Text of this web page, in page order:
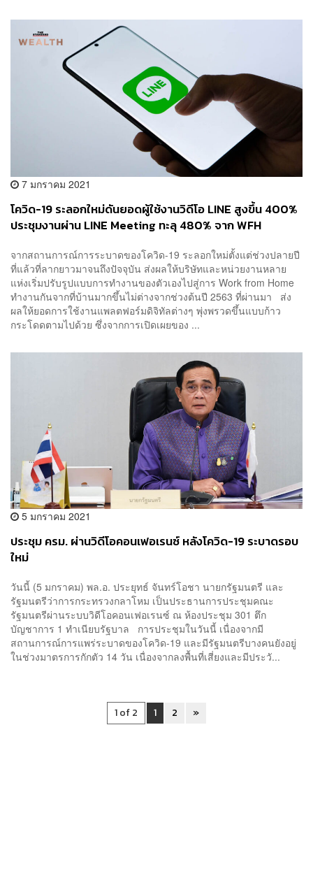
7 มกราคม 2021
โควิด-19 ระลอกใหม่ดันยอดผู้ใช้งานวิดีโอ LINE สูงขึ้น 400%
ประชุมงานผ่าน LINE Meeting ทะลุ 480% จาก WFH
จากสถานการณ์การระบาดของโควิด-19 ระลอกใหม่ตั้งแต่ช่วงปลายปี
ที่แล้วที่ลากยาวมาจนถึงปัจจุบัน ส่งผลให้บริษัทและหน่วยงานหลาย
แห่งเริ่มปรับรูปแบบการทำงานของตัวเองไปสู่การ Work from Home
ทำงานกันจากที่บ้านมากขึ้นไม่ต่างจากช่วงต้นปี 2563 ที่ผ่านมา ส่ง
ผลให้ยอดการใช้งานแพลตฟอร์มดิจิทัลต่างๆ พุ่งพรวดขึ้นแบบก้าว
กระโดดตามไปด้วย ซึ่งจากการเปิดเผยของ ...
5 มกราคม 2021
ประชุม ครม. ผ่านวิดีโอคอนเฟอเรนซ์ หลังโควิด-19 ระบาดรอบ
ใหม่
วันนี้ (5 มกราคม) พล.อ. ประยุทธ์ จันทร์โอชา นายกรัฐมนตรี และ
รัฐมนตรีว่าการกระทรวงกลาโหม เป็นประธานการประชุมคณะ
รัฐมนตรีผ่านระบบวิดีโอคอนเฟอเรนซ์ ณ ห้องประชุม 301 ตึก
บัญชาการ 1 ทำเนียบรัฐบาล การประชุมในวันนี้ เนื่องจากมี
สถานการณ์การแพร่ระบาดของโควิด-19 และมีรัฐมนตรีบางคนยังอยู่
ในช่วงมาตรการกักตัว 14 วัน เนื่องจากลงพื้นที่เสี่ยงและมีประวั...
1 of 2 1 2 »